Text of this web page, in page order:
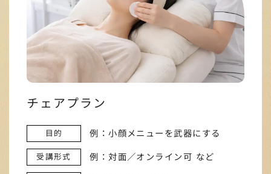
チェアプラン
目的 例：小顔メニューを武器にする
受講形式 例：対面／オンライン可 など